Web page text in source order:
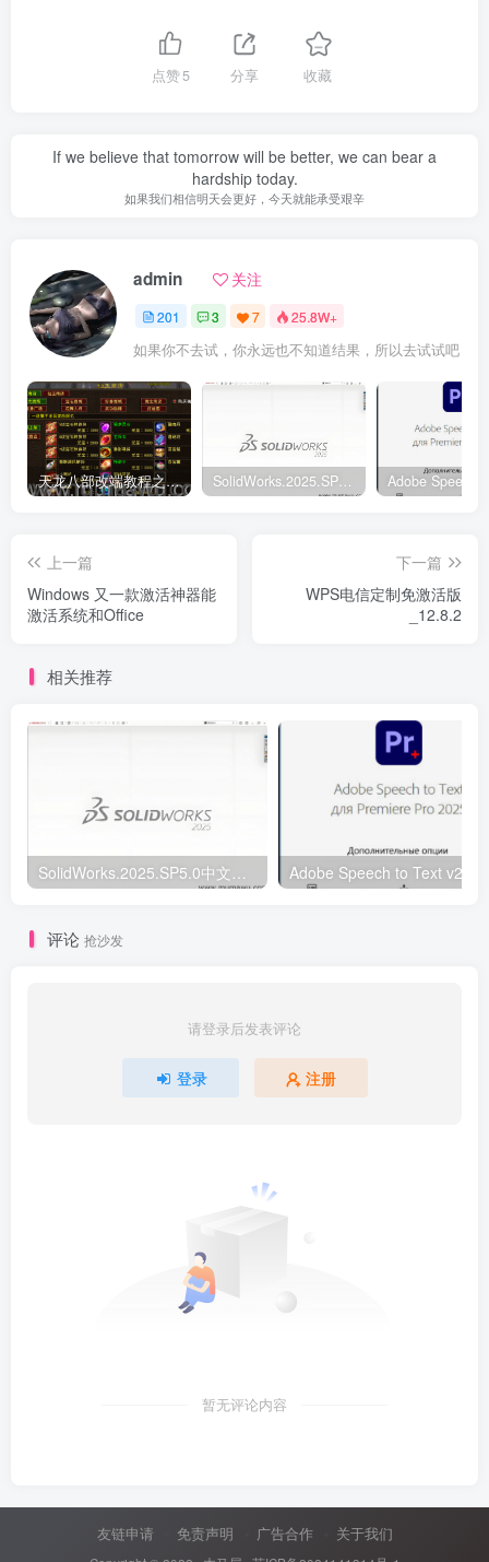
点赞5 分享 收藏
If we believe that tomorrow will be better, we can bear a
hardship today.
如果我们相信明天会更好，今天就能承受艰辛
admin 关注
201 3 7 25.8W+
如果你不去试，你永远也不知道结果，所以去试试吧
天龙八部改端教程之元宝商店修改 SolidWorks.2025.SP5.0中文破解版
上一篇
Windows 又一款激活神器能
激活系统和Office
下一篇
WPS电信定制免激活版
_12.8.2
相关推荐
SolidWorks.2025.SP5.0中文破解版
评论 抢沙发
请登录后发表评论
登录 注册
暂无评论内容
友链申请 免责声明 广告合作 关于我们